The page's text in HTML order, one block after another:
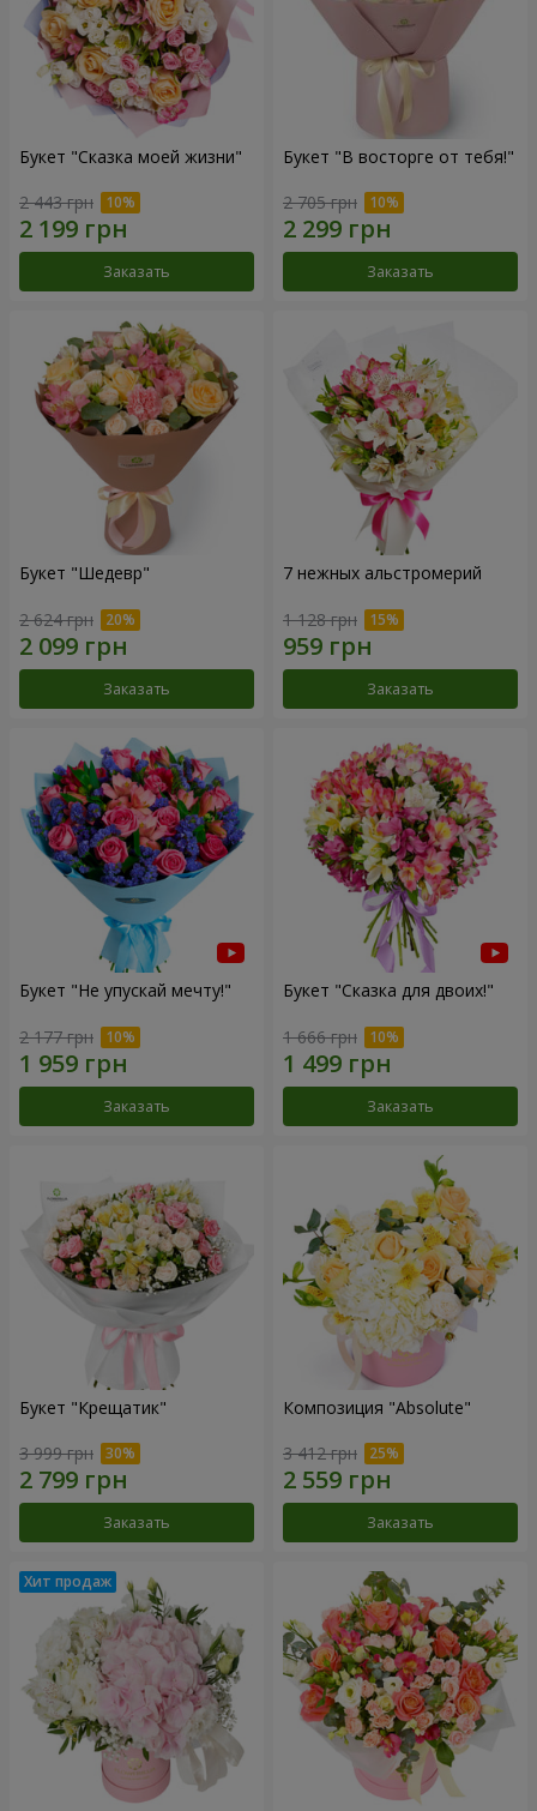
Букет "Сказка моей жизни"
2 443 грн
Заказать
Букет "В восторге от тебя!"
2 705 грн
Заказать
Букет "Шедевр"
2 624 грн
Заказать
7 нежных альстромерий
1 128 грн
Заказать
Букет "Не упускай мечту!"
2 177 грн
Заказать
Букет "Сказка для двоих!"
1 666 грн
Заказать
Букет "Крещатик"
3 999 грн
Заказать
Композиция "Absolute"
3 412 грн
Заказать